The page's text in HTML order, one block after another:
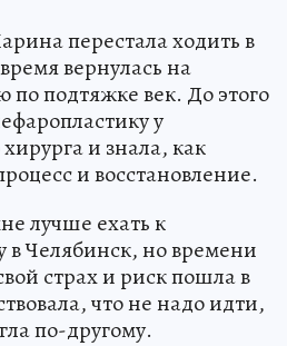
перестала ходить в
вернулась на
по подтяжке век. До этого
у
и знала, как
и восстановление.
лучше ехать к
в Челябинск, но времени
страх и риск пошла в
что не надо идти,
по-другому.